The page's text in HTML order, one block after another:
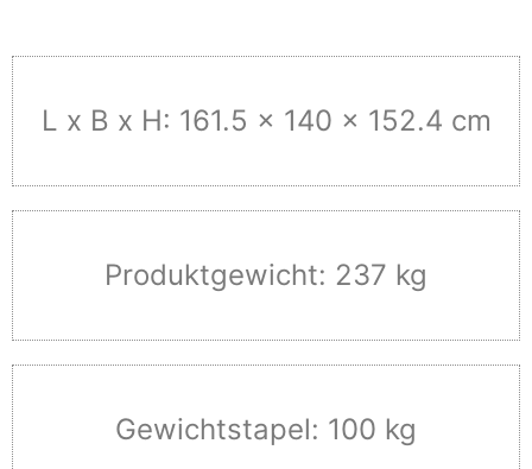
L x B x H: 161.5 x 140 x 152.4 cm
Produktgewicht: 237 kg
Gewichtstapel: 100 kg